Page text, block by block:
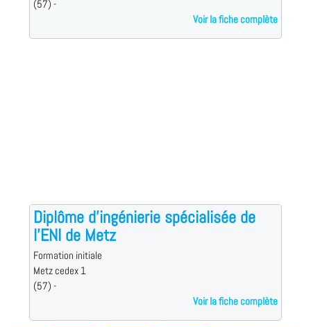
(57) -
Voir la fiche complète
Diplôme d'ingénierie spécialisée de
l'ENI de Metz
Formation initiale
Metz cedex 1
(57) -
Voir la fiche complète